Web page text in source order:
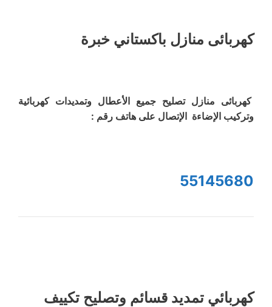
كهربائى منازل باكستاني خبرة
كهربائى منازل تصليح جميع الأعطال وتمديدات كهربائية
وتركيب الإضاءة الإتصال على هاتف رقم :
55145680
كهربائي تمديد قسائم وتصليح تكييف